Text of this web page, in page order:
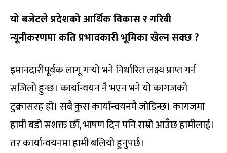
यो बजेटले प्रदेशको आर्थिक विकास र गरिबी
न्यूनीकरणमा कति प्रभावकारी भूमिका खेल्न सक्छ ?
इमानदारीपूर्वक लागू गर्‍यो भने निर्धारित लक्ष्य प्राप्त गर्न
सजिलो हुन्छ। कार्यान्वयन नै भएन भने यो कागजको
टुक्रासरह हो। सबै कुरा कार्यान्वयनमै जोडिन्छ। कागजमा
हामी बडो सशक्त छौँ, भाषण दिन पनि राम्रो आउँछ हामीलाई।
तर कार्यान्वयनमा हामी बलियो हुनुपर्छ।